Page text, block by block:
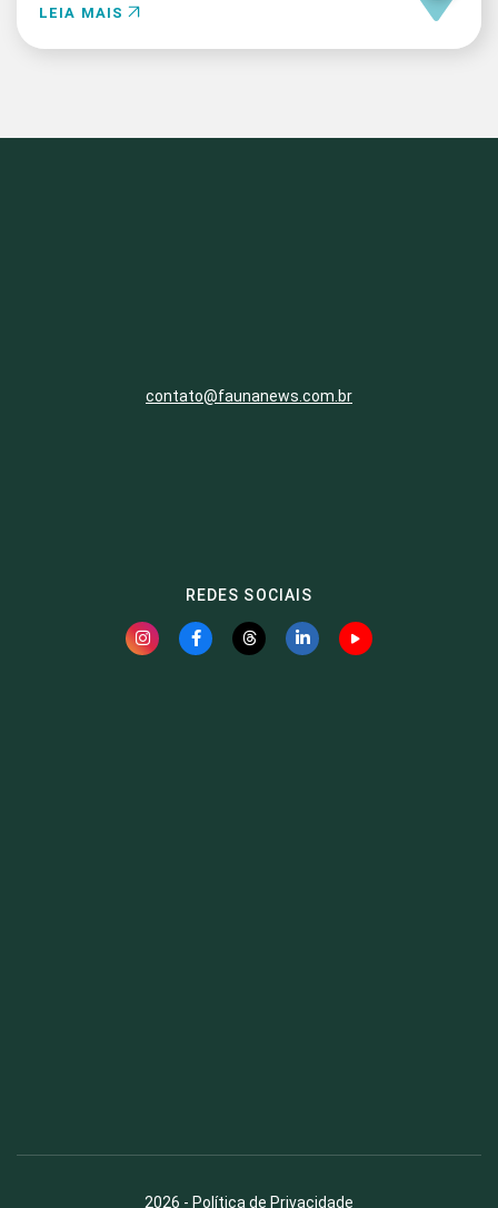
LEIA MAIS
contato@faunanews.com.br
REDES SOCIAIS
2026 - Política de Privacidade